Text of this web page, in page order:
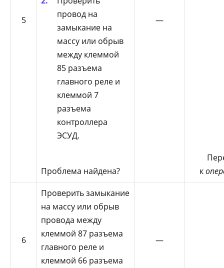
5
провод на
замыкание на
массу или обрыв
между клеммой
85 разъема
главного реле и
клеммой 7
разъема
контроллера
ЭСУД.
Проблема найдена?
—
к
6
Проверить замыкание
на массу или обрыв
провода между
клеммой 87 разъема
главного реле и
клеммой 66 разъема
—